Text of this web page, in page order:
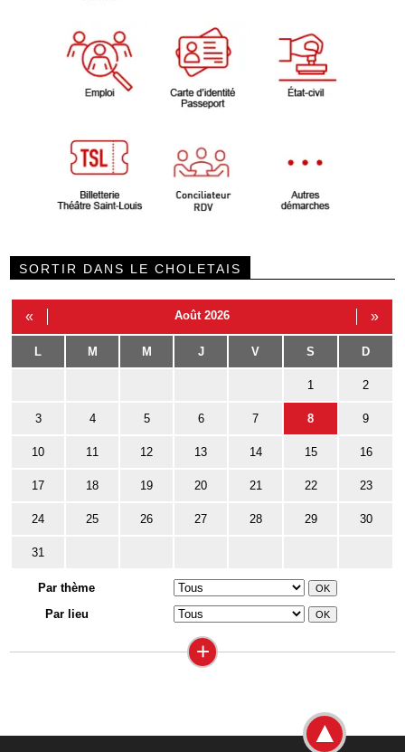
SORTIR DANS LE CHOLETAIS
« Août 2026 »
L M M J V S D
1 2
3 4 5 6 7 8 9
10 11 12 13 14 15 16
17 18 19 20 21 22 23
24 25 26 27 28 29 30
31
Par thème
Par lieu
+